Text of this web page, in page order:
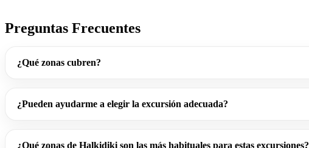
Preguntas Frecuentes
¿Qué zonas cubren?
¿Pueden ayudarme a elegir la excursión adecuada?
¿Qué zonas de Halkidiki son las más habituales para estas excursiones?